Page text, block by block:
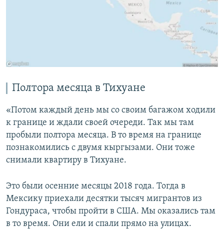
Полтора месяца в Тихуане
«Потом каждый день мы со своим багажом ходили
к границе и ждали своей очереди. Так мы там
пробыли полтора месяца. В то время на границе
познакомились с двумя кыргызами. Они тоже
снимали квартиру в Тихуане.
Это были осенние месяцы 2018 года. Тогда в
Мексику приехали десятки тысяч мигрантов из
Гондураса, чтобы пройти в США. Мы оказались там
в то время. Они ели и спали прямо на улицах.